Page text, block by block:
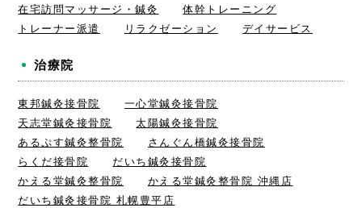
在宅訪問マッサージ・鍼灸
体幹トレーニング
トレーナー派遣
リラクゼーション デイサービス
治療院
東邦鍼灸接骨院
一心堂鍼灸接骨院
天志堂鍼灸接骨院
太陽鍼灸接骨院
あるぷす鍼灸整骨院
さんぐん橋鍼灸接骨院
らくだ接骨院
だいち鍼灸接骨院
かえる堂鍼灸整骨院
かえる堂鍼灸整骨院 沖縄店
だいち鍼灸接骨院 札幌豊平店